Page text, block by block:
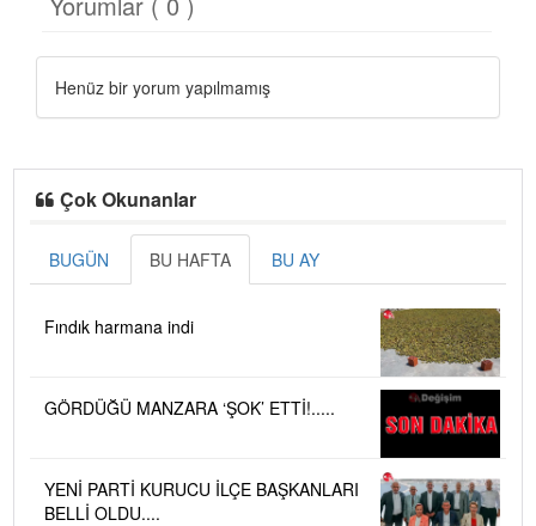
Henüz bir yorum yapılmamış
Çok Okunanlar
BUGÜN BU HAFTA BU AY
Fındık harmana indi
GÖRDÜĞÜ MANZARA ‘ŞOK’ ETTİ!.....
YENİ PARTİ KURUCU İLÇE BAŞKANLARI
BELLİ OLDU....